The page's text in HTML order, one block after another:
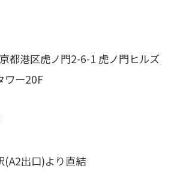
都港区虎ノ門2-6-1 虎ノ門ヒルズ
ワー20F
(A2出口)より直結